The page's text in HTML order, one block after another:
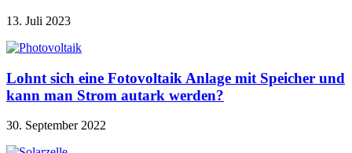
13. Juli 2023
Lohnt sich eine Fotovoltaik Anlage mit Speicher und
kann man Strom autark werden?
30. September 2022